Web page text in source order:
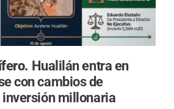
Hualilán entra en
con cambios de
inversión millonaria